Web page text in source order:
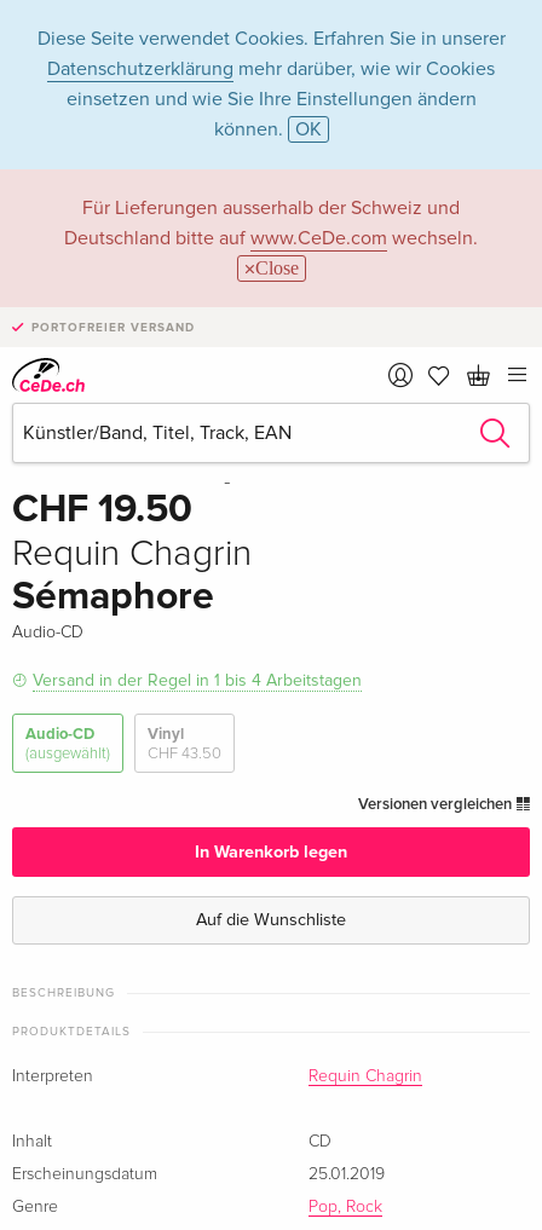
Diese Seite verwendet Cookies. Erfahren Sie in unserer
Datenschutzerklärung mehr darüber, wie wir Cookies
einsetzen und wie Sie Ihre Einstellungen ändern
können. OK
Für Lieferungen ausserhalb der Schweiz und
Deutschland bitte auf www.CeDe.com wechseln.
Close
PORTOFREIER VERSAND
CHF 19.50
Requin Chagrin
Sémaphore
Audio-CD
Versand in der Regel in 1 bis 4 Arbeitstagen
Audio-CD
(ausgewählt)
Vinyl
CHF 43.50
Versionen vergleichen
In Warenkorb legen
Auf die Wunschliste
BESCHREIBUNG
PRODUKTDETAILS
Interpreten Requin Chagrin
Inhalt
CD
Erscheinungsdatum
25.01.2019
Genre
Pop, Rock